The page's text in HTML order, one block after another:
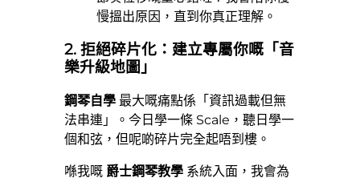
慢搵出原因，直到你真正理解。
2. 拒絕碎片化：建立專屬你嘅「音
樂升級地圖」
鋼琴自學 最大嘅痛點係「資訊過載但無
法串連」。今日學一條 Scale，聽日學一
個和弦，但呢啲碎片完全起唔到樓。
喺我嘅 爵士鋼琴教學 系統入面，我會為